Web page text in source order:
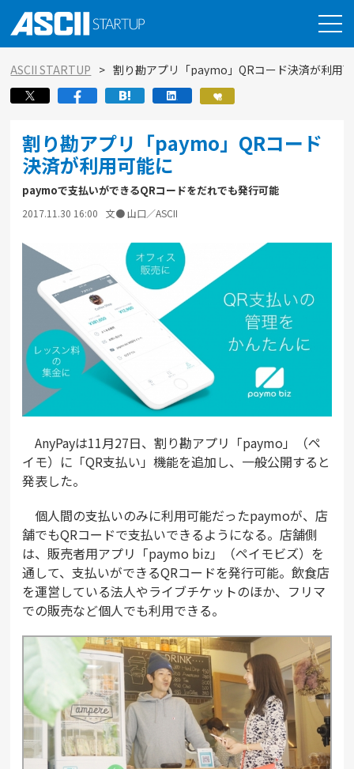
ASCII STARTUP 割り勘アプリ「paymo」QRコード決済が利用
割り勘アプリ「paymo」QRコード
決済が利用可能に
paymoで支払いができるQRコードをだれでも発行可能
2017.11.30 16:00 文● 山口／ASCII
AnyPayは11月27日、割り勘アプリ「paymo」（ペ
イモ）に「QR支払い」機能を追加し、一般公開すると
発表した。
個人間の支払いのみに利用可能だったpaymoが、店
舗でもQRコードで支払いできるようになる。店舗側
は、販売者用アプリ「paymo biz」（ペイモビズ）を
通して、支払いができるQRコードを発行可能。飲食店
を運営している法人やライブチケットのほか、フリマ
での販売など個人でも利用できる。